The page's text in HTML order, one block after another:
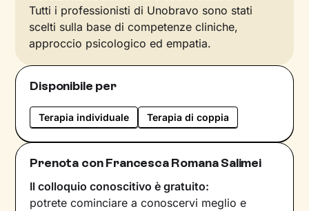
Tutti i professionisti di Unobravo sono stati
scelti sulla base di competenze cliniche,
approccio psicologico ed empatia.
Disponibile per
Terapia individuale Terapia di coppia
Prenota con Francesca Romana Salimei
Il colloquio conoscitivo è gratuito:
potrete cominciare a conoscervi meglio e